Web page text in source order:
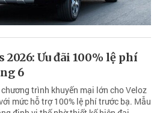
2026: Ưu đãi 100% lệ phí
6
trình khuyến mại lớn cho Veloz
mức hỗ trợ 100% lệ phí trước bạ. Mẫu